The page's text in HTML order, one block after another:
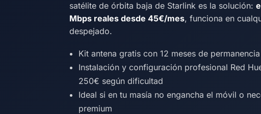
satélite de órbita baja de Starlink es la solución:
Mbps reales desde 45€/mes, funciona en
despejado.
Kit antena gratis con 12 meses de
Instalación y configuración profesional Red
250€ según dificultad
Ideal si en tu masía no engancha el móvil o
premium